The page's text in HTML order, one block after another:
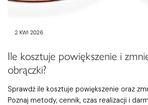
2 KWI 2026
Ile kosztuje powiększenie i
obrączki?
Sprawdź ile kosztuje powiększenie oraz
Poznaj metody, cennik, czas realizacji i